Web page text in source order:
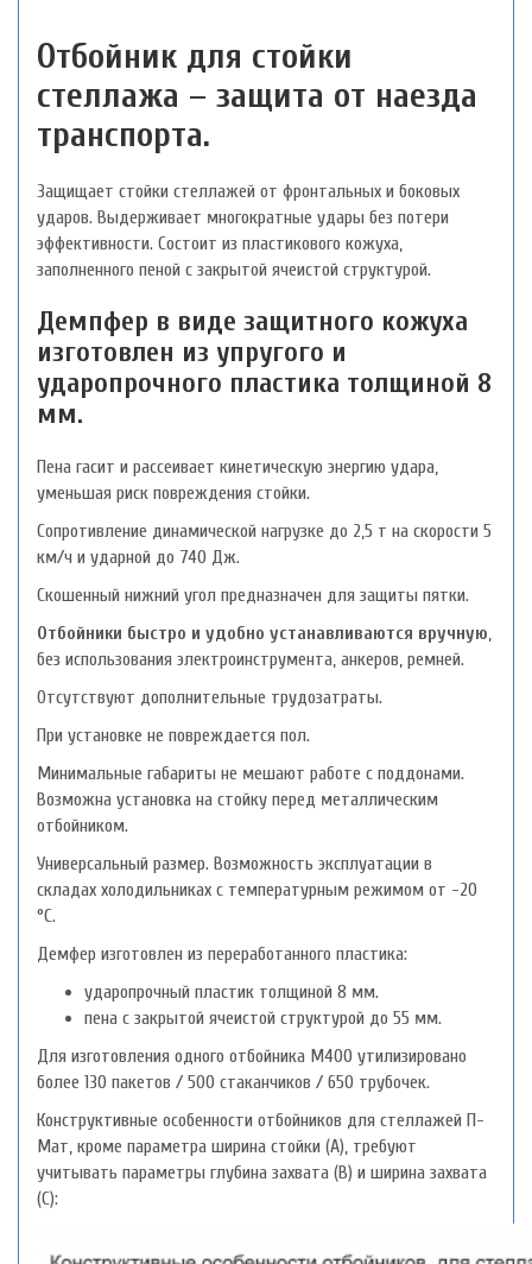
Отбойник для стойки
стеллажа – защита от наезда
транспорта.
Защищает стойки стеллажей от фронтальных и боковых
ударов. Выдерживает многократные удары без потери
эффективности. Состоит из пластикового кожуха,
заполненного пеной с закрытой ячеистой структурой.
Демпфер в виде защитного кожуха
изготовлен из упругого и
ударопрочного пластика толщиной 8
мм.
Пена гасит и рассеивает кинетическую энергию удара,
уменьшая риск повреждения стойки.
Сопротивление динамической нагрузке до 2,5 т на скорости 5
км/ч и ударной до 740 Дж.
Скошенный нижний угол предназначен для защиты пятки.
Отбойники быстро и удобно устанавливаются вручную,
без использования электроинструмента, анкеров, ремней.
Отсутствуют дополнительные трудозатраты.
При установке не повреждается пол.
Минимальные габариты не мешают работе с поддонами.
Возможна установка на стойку перед металлическим
отбойником.
Универсальный размер. Возможность эксплуатации в
складах холодильниках с температурным режимом от -20
°С.
Демфер изготовлен из переработанного пластика:
ударопрочный пластик толщиной 8 мм.
пена с закрытой ячеистой структурой до 55 мм.
Для изготовления одного отбойника M400 утилизировано
более 130 пакетов / 500 стаканчиков / 650 трубочек.
Конструктивные особенности отбойников для стеллажей П-
Мат, кроме параметра ширина стойки (А), требуют
учитывать параметры глубина захвата (В) и ширина захвата
(С):